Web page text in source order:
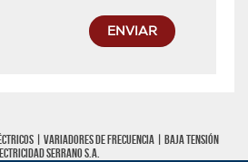
ENVIAR
| Variadores de frecuencia | Baja tensión
Serrano S.A.